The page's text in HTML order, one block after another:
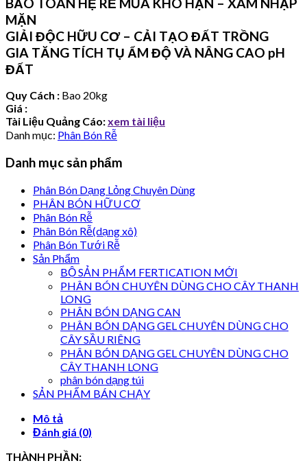
MẶN
GIẢI ĐỘC HỮU CƠ – CẢI TẠO ĐẤT TRỒNG
GIA TĂNG TÍCH TỤ ẨM ĐỘ VÀ NÂNG CAO pH
ĐẤT
Quy Cách : Bao 20kg
Giá :
Tài Liệu Quảng Cáo:xem tài liệu
Danh mục: Phân Bón Rễ
Danh mục sản phẩm
Phân Bón Dạng Lỏng Chuyên Dùng
PHÂN BÓN HỮU CƠ
Phân Bón Rễ
Phân Bón Rễ(dạng xô)
Phân Bón Tưới Rễ
Sản Phẩm
BỘ SẢN PHẨM FERTICATION MỚI
PHÂN BÓN CHUYÊN DÙNG CHO CÂY THANH
LONG
PHÂN BÓN DẠNG CAN
PHÂN BÓN DẠNG GEL CHUYÊN DÙNG CHO
CÂY SẦU RIÊNG
PHÂN BÓN DẠNG GEL CHUYÊN DÙNG CHO
CÂY THANH LONG
phân bón dạng túi
SẢN PHẨM BÁN CHẠY
Mô tả
Đánh giá (0)
THÀNH PHẦN: